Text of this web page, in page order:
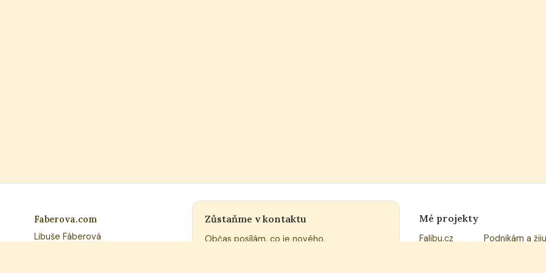
Faberova.com
Libuše Fáberová
Zůstaňme v kontaktu
Občas posílám, co je nového.
Mé projekty
Falibu.cz
Podnikám a žiju